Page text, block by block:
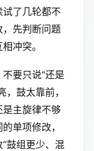
了几轮都不
先判断问题
冲突。
要只说“还是
鼓太靠前，
主旋律不够
单项修改，
鼓组更少、混